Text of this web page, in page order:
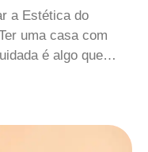
a Estética do
uma casa com
é algo que…